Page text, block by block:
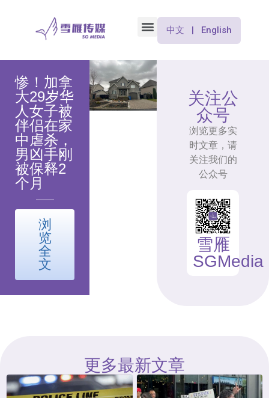
中文 | English
惨！加拿
大29岁华
人女子被
伴侣在家
中虐杀，
男凶手刚
被保释2
个月
浏
览
全
文
关注公
众号
浏览更多实
时文章，请
关注我们的
公众号
雪雁
SGMedia
更多最新文章